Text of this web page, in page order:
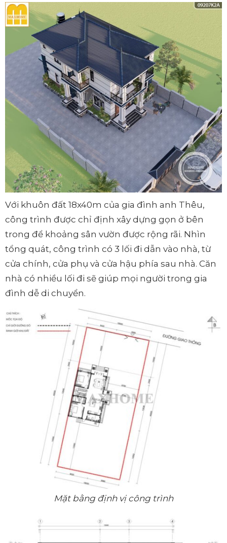
Với khuôn đất 18x40m của gia đình anh Thêu,
công trình được chỉ định xây dựng gọn ở bên
trong để khoảng sân vườn được rộng rãi. Nhìn
tổng quát, công trình có 3 lối đi dẫn vào nhà, từ
cửa chính, cửa phụ và cửa hậu phía sau nhà. Căn
nhà có nhiều lối đi sẽ giúp mọi người trong gia
đình dễ di chuyển.
Mặt bằng định vị công trình